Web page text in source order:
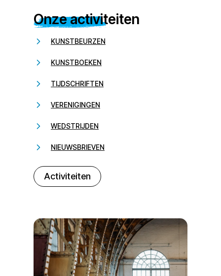
Onze activiteiten
KUNSTBEURZEN
KUNSTBOEKEN
TIJDSCHRIFTEN
VERENIGINGEN
WEDSTRIJDEN
NIEUWSBRIEVEN
Activiteiten
232323